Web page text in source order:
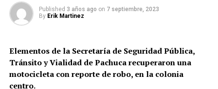
Published 3 años ago on 7 septiembre, 2023
By Erik Martinez
Elementos de la Secretaría de Seguridad Pública,
Tránsito y Vialidad de Pachuca recuperaron una
motocicleta con reporte de robo, en la colonia
centro.